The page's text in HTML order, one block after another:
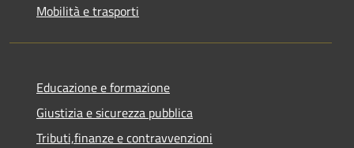
Mobilità e trasporti
Educazione e formazione
Giustizia e sicurezza pubblica
Tributi,finanze e contravvenzioni